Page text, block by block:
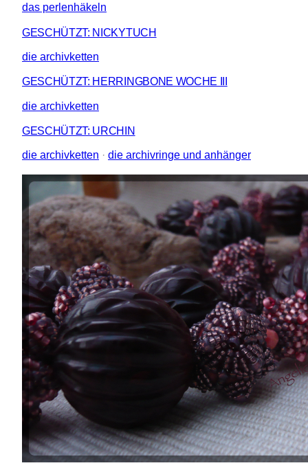
das perlenhäkeln
GESCHÜTZT: NICKYTUCH
die archivketten
GESCHÜTZT: HERRINGBONE WOCHE III
die archivketten
GESCHÜTZT: URCHIN
die archivketten · die archivringe und anhänger